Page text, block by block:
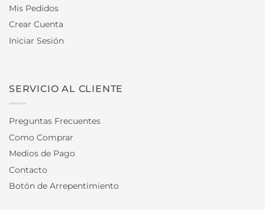
Mis Pedidos
Crear Cuenta
Iniciar Sesión
SERVICIO AL CLIENTE
Preguntas Frecuentes
Como Comprar
Medios de Pago
Contacto
Botón de Arrepentimiento